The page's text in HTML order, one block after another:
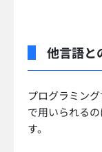
他言語と
プログラミン
で用いられる
す。